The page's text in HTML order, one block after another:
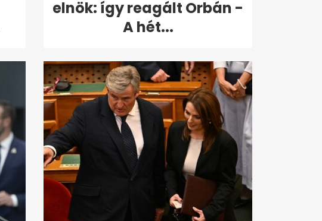
elnök: így reagált Orbán -
A hét...